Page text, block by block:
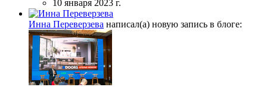
10 января 2023 г.
Инна Переверзева написал(а) новую запись в блоге: